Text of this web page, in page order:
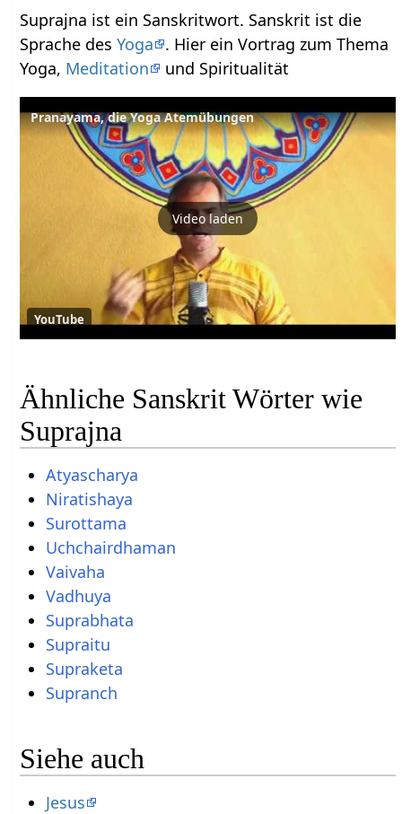
Suprajna ist ein Sanskritwort. Sanskrit ist die
Sprache desYoga
. Hier ein Vortrag zum Thema
Yoga, Meditation und Spiritualität
Pranayama, die Yoga Atemübungen
Video laden
YouTube
Ähnliche Sanskrit Wörter wie
Suprajna
Atyascharya
Niratishaya
Surottama
Uchchairdhaman
Vaivaha
Vadhuya
Suprabhata
Supraitu
Supraketa
Supranch
Siehe auch
Jesus